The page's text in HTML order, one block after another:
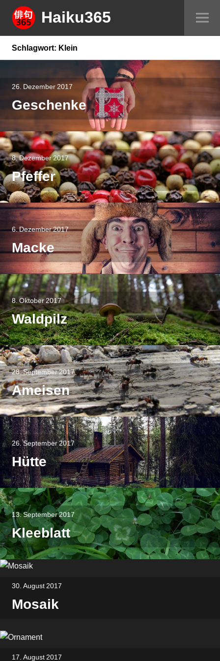
Springe
zum
Inhalt
Haiku365
Schlagwort: Klein
26. Dezember 2017
Geschenke
8. Dezember 2017
Pfeffer
6. Dezember 2017
Macke
8. Oktober 2017
Waldpilz
28. September 2017
Ameisen
26. September 2017
Hütte
13. September 2017
Kleeblatt
30. August 2017
Mosaik
17. August 2017
Beitrags-
Navigation